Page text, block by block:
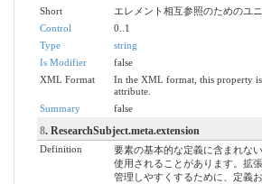
Short
エレメント相互参照のためのユ
Control
0..1
Type
string
Is Modifier
false
XML Format
In the XML format, this property is
attribute.
Summary
false
8. ResearchSubject.meta.extension
Definition
要素の基本的な定義に含まれな
使用されることがあります。拡
管理しやすくするために、定義